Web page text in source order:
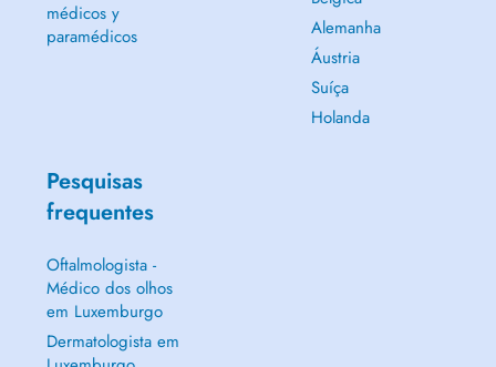
médicos y
paramédicos
Alemanha
Áustria
Suíça
Holanda
Pesquisas
frequentes
Oftalmologista -
Médico dos olhos
em Luxemburgo
Dermatologista em